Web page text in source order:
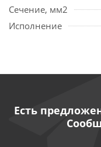
Сечение, мм2
Исполнение
Есть